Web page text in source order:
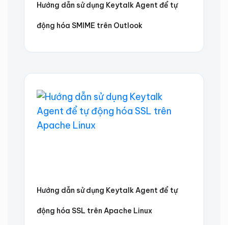
Hướng dẫn sử dụng Keytalk Agent để tự
động hóa SMIME trên Outlook
Hướng dẫn sử dụng Keytalk Agent để tự
động hóa SSL trên Apache Linux